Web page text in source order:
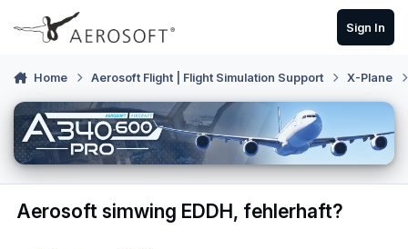
Skip to content
Sign In
Home Aerosoft Flight | Flight Simulation Support X-Plane
Aerosoft simwing EDDH, fehlerhaft?